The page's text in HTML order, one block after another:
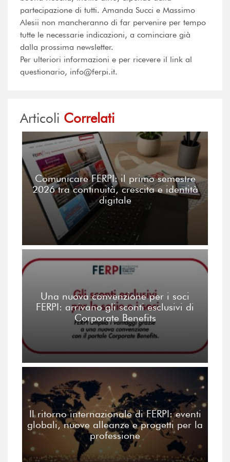
partecipazione di tutti. Amanda Succi e Massimo
Alesii non mancheranno di far pervenire per tempo
tutte le necessarie indicazioni, a cominciare già
dalla prossima newsletter.
Per ulteriori informazioni e per ricevere il link al
questionario, info@ferpi.it.
Articoli Correlati
Comunicare FERPI: il primo semestre
2026 tra continuità, crescita e identità
digitale
Una nuova convenzione per i soci
FERPI: arrivano gli sconti esclusivi di
Corporate Benefits
Il ritorno internazionale di FERPI: eventi
globali, nuove alleanze e progetti per la
professione